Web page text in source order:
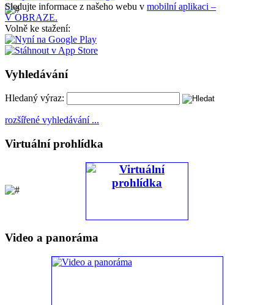
Sledujte informace z našeho webu v mobilní aplikaci –
V OBRAZE.
Volně ke stažení:
Vyhledávání
Hledaný výraz:
rozšířené vyhledávání ...
Virtuální prohlídka
Video a panoráma